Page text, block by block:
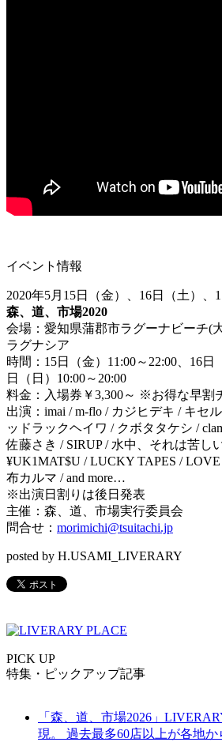
イベント情報
2020年5月 15日（金）、 16日（土）、
森、道、市場2020
会場：愛知県蒲郡市ラグーナビーチ(
ラグナシア
時間： 15日（金） 11:00～ 22:00 16日
日（日） 10:00～ 20:00
料金：入場券￥3,300～ ※お得な早割
出演： imai / m-flo / カジヒデキ / キセ
ッドラックヘイワ / クボタタケシ /
佐藤さき / SIRUP / 水中、それは苦し
¥UK1MAT$U / LUCKY TAPES /
布カルマ / and more…
※出演日割りは後日発表
主催：森、道、市場実行委員会
問合せ： morimichi@tsuitachi.jp
posted by H.USAMI_LIVERARY
PICK UP
特集・ピックアップ記事
「森、道、市場2026」
現。 過去最多60店以上が各地